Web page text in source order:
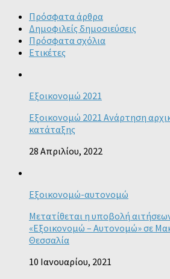
Πρόσφατα άρθρα
Δημοφιλείς δημοσιεύσεις
Πρόσφατα σχόλια
Ετικέτες
Εξοικονομώ 2021
Εξοικονομώ 2021 Ανάρτηση
κατάταξης
28 Απριλίου, 2022
Εξοικονομώ-αυτονομώ
Μετατίθεται η υποβολή
«Εξοικονομώ – Αυτονομώ» σε
Θεσσαλία
10 Ιανουαρίου, 2021